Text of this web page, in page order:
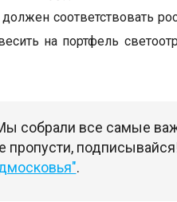
соответствовать
на портфель
собрали все самые
пропусти,
.